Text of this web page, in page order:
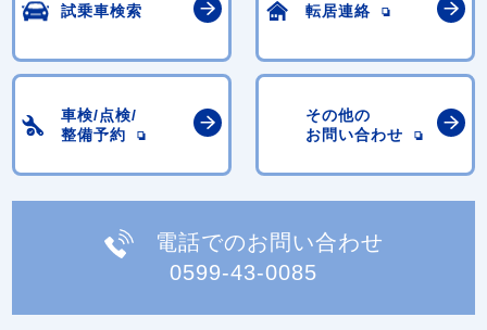
試乗車検索 転居連絡
車検/点検/
整備予約
その他の
お問い合わせ
電話でのお問い合わせ
0599-43-0085